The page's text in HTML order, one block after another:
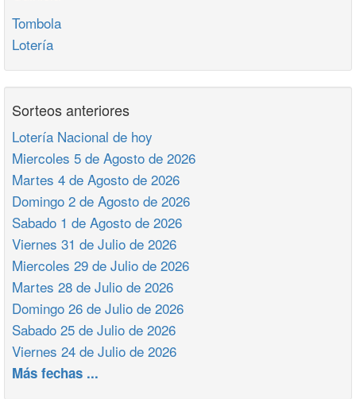
Tombola
Lotería
Sorteos anteriores
Lotería Nacional de hoy
Miercoles 5 de Agosto de 2026
Martes 4 de Agosto de 2026
Domingo 2 de Agosto de 2026
Sabado 1 de Agosto de 2026
Viernes 31 de Julio de 2026
Miercoles 29 de Julio de 2026
Martes 28 de Julio de 2026
Domingo 26 de Julio de 2026
Sabado 25 de Julio de 2026
Viernes 24 de Julio de 2026
Más fechas ...